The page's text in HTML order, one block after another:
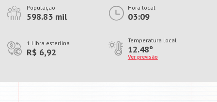
População
598.83 mil
Hora local
03:09
1 Libra esterlina
R$ 6,92
Temperatura local
12.48º
Ver previsão